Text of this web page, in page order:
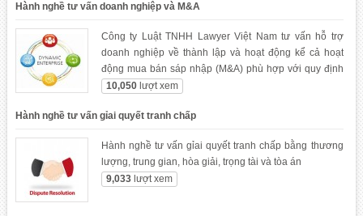
Hành nghề tư vấn doanh nghiệp và M&A
Công ty Luật TNHH Lawyer Việt Nam tư vấn hỗ trợ
doanh nghiệp về thành lập và hoạt động kể cả hoạt
động mua bán sáp nhập (M&A) phù hợp với quy định
pháp luật Việt Nam
10,050lượt xem
Hành nghề tư vấn gỉai quyết tranh chấp
Hành nghề tư vấn gỉai quyết tranh chấp bằng thương
lượng, trung gian, hòa giải, trọng tài và tòa án
9,033lượt xem